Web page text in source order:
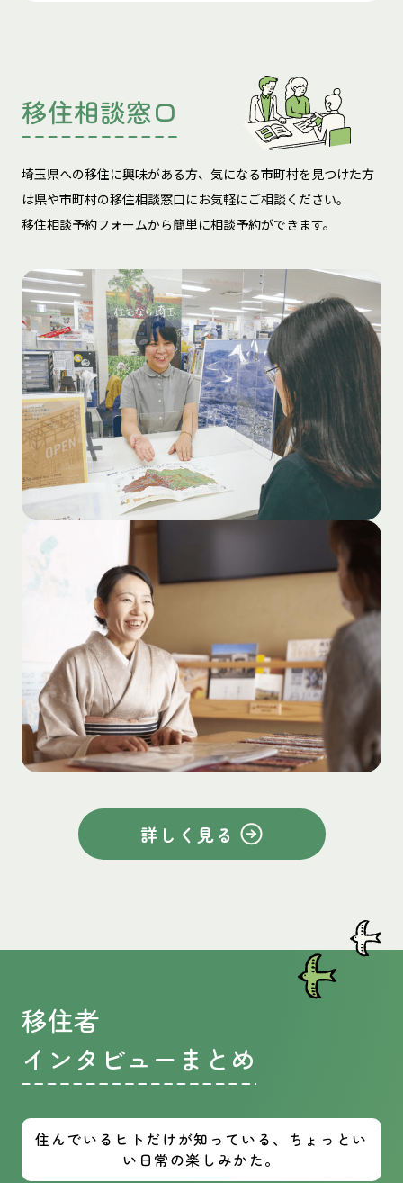
移住相談窓口
埼玉県への移住に興味がある方、気になる市町村を見つけた方
は県や市町村の移住相談窓口にお気軽にご相談ください。
移住相談予約フォームから簡単に相談予約ができます。
詳しく見る
移住者
インタビューまとめ
住んでいるヒトだけが知っている、ちょっとい
い日常の楽しみかた。